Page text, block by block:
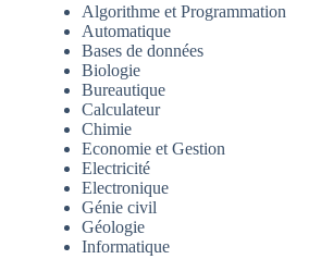
Algorithme et Programmation
Automatique
Bases de données
Biologie
Bureautique
Calculateur
Chimie
Economie et Gestion
Electricité
Electronique
Génie civil
Géologie
Informatique